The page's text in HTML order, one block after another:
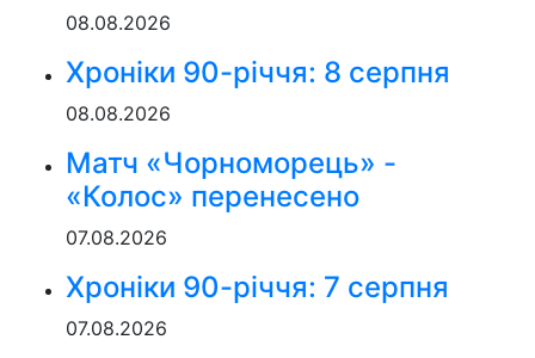
08.08.2026
Хроніки 90-річчя: 8 серпня
08.08.2026
Матч «Чорноморець» -
«Колос» перенесено
07.08.2026
Хроніки 90-річчя: 7 серпня
07.08.2026